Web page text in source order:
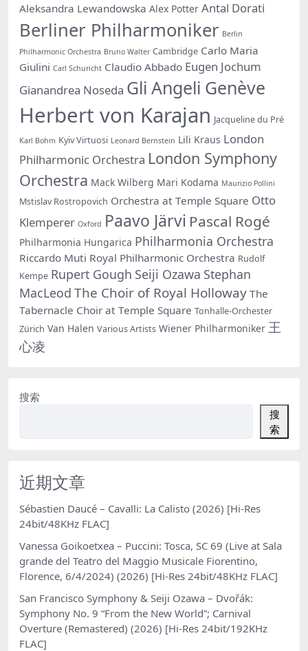
Aleksandra Lewandowska Alex Potter Antal Dorati
Berliner Philharmoniker Berlin
Philharmonic Orchestra Bruno Walter Cambridge Carlo Maria
Giulini Carl Schuricht Claudio Abbado Eugen Jochum
Gianandrea Noseda Gli Angeli Genève
Herbert von Karajan Jacqueline du Pré
Karl Bohm Kyiv Virtuosi Leonard Bernstein Lili Kraus London
Philharmonic Orchestra London Symphony
Orchestra Mack Wilberg Mari Kodama Maurizio Pollini
Mstislav Rostropovich Orchestra at Temple Square Otto
Klemperer Oxford Paavo Järvi Pascal Rogé
Philharmonia Hungarica Philharmonia Orchestra
Riccardo Muti Royal Philharmonic Orchestra Rudolf
Kempe Rupert Gough Seiji Ozawa Stephan
MacLeod The Choir of Royal Holloway The
Tabernacle Choir at Temple Square Tonhalle-Orchester
Zürich Van Halen Various Artists Wiener Philharmoniker 王
心凌
搜索
搜
索
近期文章
Sébastien Daucé – Cavalli: La Calisto (2026) [Hi-Res
24bit/48KHz FLAC]
Vanessa Goikoetxea – Puccini: Tosca, SC 69 (Live at Sala
grande del Teatro del Maggio Musicale Fiorentino,
Florence, 6/4/2024) (2026) [Hi-Res 24bit/48KHz FLAC]
San Francisco Symphony & Seiji Ozawa – Dvořák:
Symphony No. 9 “From the New World”; Carnival
Overture (Remastered) (2026) [Hi-Res 24bit/192KHz
FLAC]